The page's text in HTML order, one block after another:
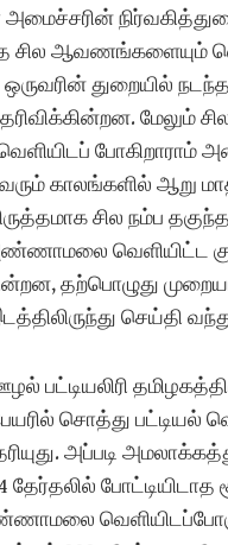
ஆவணங்களையும்
துறையில்
மேலும்
காலங்களில் ஆறு
சில நம்ப
வெளியிட்ட
தற்பொழுது
செய்தி
தமிழகத்தில்
சொத்து பட்டியல்
அப்படி
போட்டியிடாத